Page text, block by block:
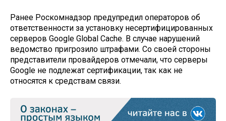
Ранее Роскомнадзор предупредил операторов об
ответственности за установку несертифицированных
серверов Google Global Cache. В случае нарушений
ведомство пригрозило штрафами. Со своей стороны
представители провайдеров отмечали, что серверы
Google не подлежат сертификации, так как не
относятся к средствам связи.